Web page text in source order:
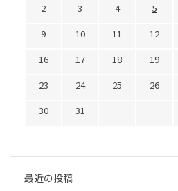
2
3 4 5
9
10 11 12
16
17 18 19
23
24 25 26
30
31
最近の投稿